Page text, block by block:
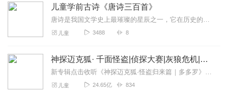
2021-12-01
听友464380186
2023-04-06
听友201554071
儿童学前古诗《唐诗三百首》
唐诗是我国文学史上最璀璨的星辰之一，它在历史的长河中熠熠生辉，绽放出属于自己的独特光芒。每日吟诵一首唐诗，去感受唐风的魅力！那就让唐诗陶冶心灵，那就让我们与诗人...
儿童 3488 8
神探迈克狐· 千面怪盗|侦探大赛|灰狼危机|多多罗
新专辑点击收听《神探迈克狐·怪盗归来篇｜多多罗》！！！>>>点击进入主播橱窗购买《神探迈克狐》系列图书吧!<<<多多罗故事【点击前往】收听多多罗其他好玩有趣的故...
儿童 24.65亿 834